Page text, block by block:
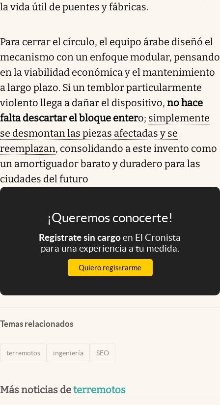
la vida útil de puentes y fábricas.
Para cerrar el círculo, el equipo árabe diseñó el
mecanismo con un enfoque modular, pensando
en la viabilidad económica y el mantenimiento
a largo plazo. Si un temblor particularmente
violento llega a dañar el dispositivo, no hace
falta descartar el bloque entero; simplemente
se desmontan las piezas afectadas y se
reemplazan, consolidando a este invento como
un amortiguador barato y duradero para las
ciudades del futuro
¡Queremos conocerte!
Registrate sin cargoen El Cronista
para una experiencia a tu medida.
Quiero registrarme
Temas relacionados
terremotos ingeniería SEO
Más noticias deterremotos